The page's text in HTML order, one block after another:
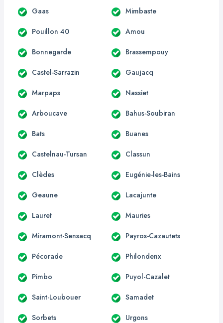
Gaas Mimbaste
Pouillon 40 Amou
Bonnegarde Brassempouy
Castel-Sarrazin Gaujacq
Marpaps Nassiet
Arboucave Bahus-Soubiran
Bats Buanes
Castelnau-Tursan Classun
Clèdes Eugénie-les-Bains
Geaune Lacajunte
Lauret Mauries
Miramont-Sensacq Payros-Cazautets
Pécorade Philondenx
Pimbo Puyol-Cazalet
Saint-Loubouer Samadet
Sorbets Urgons